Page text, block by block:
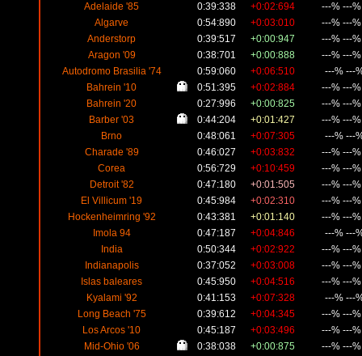
Adelaide '85
0:39:338 +0:02:694
---% ---
Algarve
0:54:890 +0:03:010
---% ---
Anderstorp
0:39:517 +0:00:947
---% ---
Aragon '09
0:38:701 +0:00:888
---% ---
Autodromo Brasilia '74
0:59:060 +0:06:510
---% ---
Bahrein '10
0:51:395 +0:02:884
---% ---
Bahrein '20
0:27:996 +0:00:825
---% ---
Barber '03
0:44:204 +0:01:427
---% ---
Brno
0:48:061 +0:07:305
---% ---
Charade '89
0:46:027 +0:03:832
---% ---
Corea
0:56:729 +0:10:459
---% ---
Detroit '82
0:47:180 +0:01:505
---% ---
El Villicum '19
0:45:984 +0:02:310
---% ---
Hockenheimring '92
0:43:381 +0:01:140
---% ---
Imola 94
0:47:187 +0:04:846
---% ---
India
0:50:344 +0:02:922
---% ---
Indianapolis
0:37:052 +0:03:008
---% ---
Islas baleares
0:45:950 +0:04:516
---% ---
Kyalami '92
0:41:153 +0:07:328
---% ---
Long Beach '75
0:39:612 +0:04:345
---% ---
Los Arcos '10
0:45:187 +0:03:496
---% ---
Mid-Ohio '06
0:38:038 +0:00:875
---% ---